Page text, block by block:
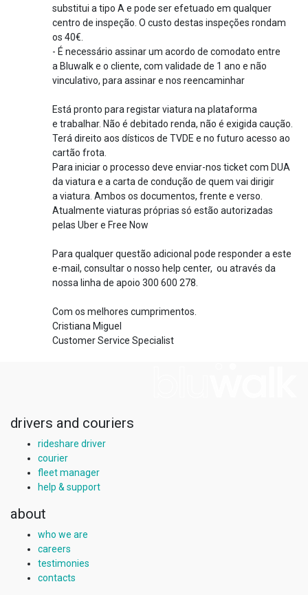
substitui a tipo A e pode ser efetuado em qualquer
centro de inspeção. O custo destas inspeções rondam
os 40€.
- É necessário assinar um acordo de comodato entre
a Bluwalk e o cliente, com validade de 1 ano e não
vinculativo, para assinar e nos reencaminhar
Está pronto para registar viatura na plataforma
e trabalhar. Não é debitado renda, não é exigida caução.
Terá direito aos dísticos de TVDE e no futuro acesso ao
cartão frota.
Para iniciar o processo deve enviar-nos ticket com DUA
da viatura e a carta de condução de quem vai dirigir
a viatura. Ambos os documentos, frente e verso.
Atualmente viaturas próprias só estão autorizadas
pelas Uber e Free Now
Para qualquer questão adicional pode responder a este
e-mail, consultar o nosso help center, ou através da
nossa linha de apoio 300 600 278.
Com os melhores cumprimentos.
Cristiana Miguel
Customer Service Specialist
drivers and couriers
rideshare driver
courier
fleet manager
help & support
about
who we are
careers
testimonies
contacts